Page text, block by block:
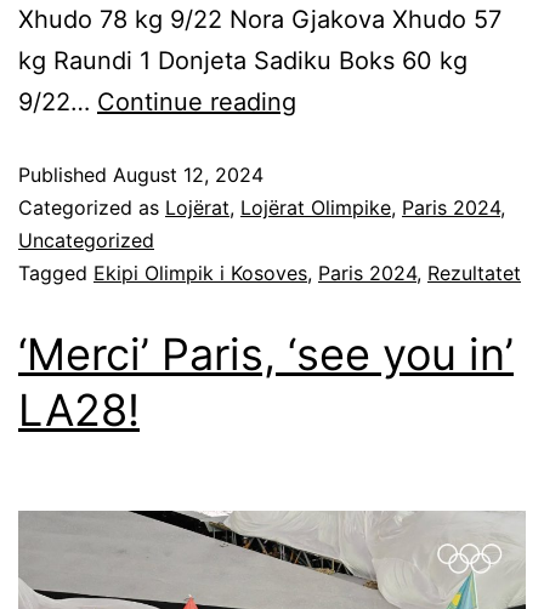
Xhudo 78 kg 9/22 Nora Gjakova Xhudo 57
kg Raundi 1 Donjeta Sadiku Boks 60 kg
9/22… Continue reading
Published August 12, 2024
Categorized as Lojërat, Lojërat Olimpike, Paris 2024,
Uncategorized
Tagged Ekipi Olimpik i Kosoves, Paris 2024, Rezultatet
‘Merci’ Paris, ‘see you in’
LA28!